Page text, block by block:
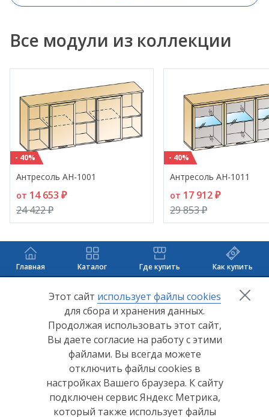
Все модули из коллекции
- 40%
Антресоль АН-1001
от 14 653 ₽
24 422 ₽
- 40%
Антресоль АН-1011
от 17 912 ₽
29 853 ₽
Главная Каталог Где купить Как купить
+7 (8412) 65-33-00
info@lerom.ru
Согласие на обработку персональных данных
Политика конфиденциальности
Согласие на обработку персональных данных Яндекс
Этот сайт использует файлы cookies
для сбора и хранения данных.
Продолжая использовать этот сайт,
Вы даете согласие на работу с этими
файлами. Вы всегда можете
отключить файлы cookies в
настройках Вашего браузера. К сайту
подключен сервис Яндекс Метрика,
который также использует файлы